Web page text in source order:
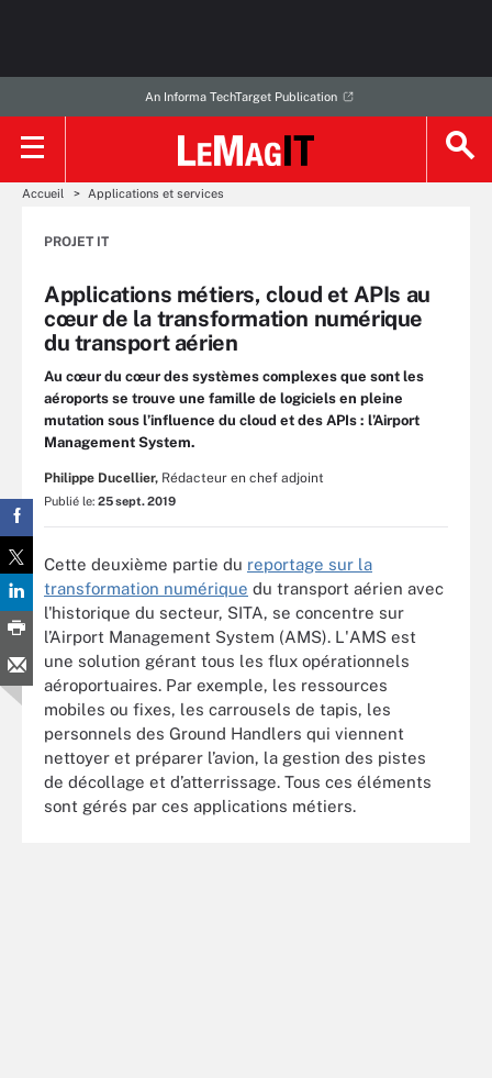
An Informa TechTarget Publication
Accueil Applications et services
PROJET IT
Applications métiers, cloud et APIs au
cœur de la transformation numérique
du transport aérien
Au cœur du cœur des systèmes complexes que sont les
aéroports se trouve une famille de logiciels en pleine
mutation sous l’influence du cloud et des APIs : l’Airport
Management System.
Philippe Ducellier, Rédacteur en chef adjoint
Publié le: 25 sept. 2019
Cette deuxième partie du reportage sur la
transformation numérique du transport aérien avec
l'historique du secteur, SITA, se concentre sur
l’Airport Management System (AMS). L'AMS est
une solution gérant tous les flux opérationnels
aéroportuaires. Par exemple, les ressources
mobiles ou fixes, les carrousels de tapis, les
personnels des Ground Handlers qui viennent
nettoyer et préparer l’avion, la gestion des pistes
de décollage et d’atterrissage. Tous ces éléments
sont gérés par ces applications métiers.